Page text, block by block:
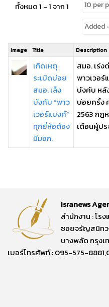
ทั้งหมด 1 - 1 จาก 1
Image Title Description
เกิดเหตุ
ระเบิดบ่อย
สมอ. เล็ง
บังคับ “พาว
เวอร์แบงค์”
ทุกยี่ห้อต้อง
มีมอก.
สมอ. เร่ง
พาวเวอร์
บังคับ หลั
บ่อยครั้ง
2563 กฎ
เตือนผู้ปร
Isranews
สำนักงาน : โรง
ซอยจรัญสนิทว
บางพลัด กรุง
เบอร์โทรศัพท์ : 095-575-